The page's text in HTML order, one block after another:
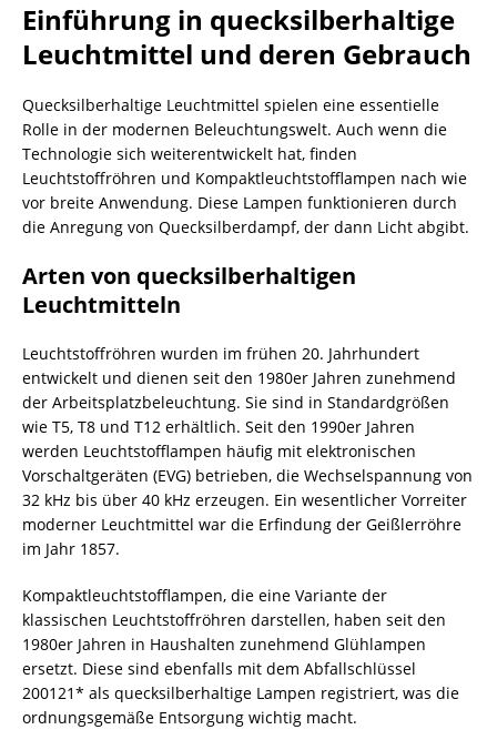
Einführung in quecksilberhaltige
Leuchtmittel und deren Gebrauch
Quecksilberhaltige Leuchtmittel spielen eine essentielle
Rolle in der modernen Beleuchtungswelt. Auch wenn die
Technologie sich weiterentwickelt hat, finden
Leuchtstoffröhren und Kompaktleuchtstofflampen nach wie
vor breite Anwendung. Diese Lampen funktionieren durch
die Anregung von Quecksilberdampf, der dann Licht abgibt.
Arten von quecksilberhaltigen
Leuchtmitteln
Leuchtstoffröhren wurden im frühen 20. Jahrhundert
entwickelt und dienen seit den 1980er Jahren zunehmend
der Arbeitsplatzbeleuchtung. Sie sind in Standardgrößen
wie T5, T8 und T12 erhältlich. Seit den 1990er Jahren
werden Leuchtstofflampen häufig mit elektronischen
Vorschaltgeräten (EVG) betrieben, die Wechselspannung von
32 kHz bis über 40 kHz erzeugen. Ein wesentlicher Vorreiter
moderner Leuchtmittel war die Erfindung der Geißlerröhre
im Jahr 1857.
Kompaktleuchtstofflampen, die eine Variante der
klassischen Leuchtstoffröhren darstellen, haben seit den
1980er Jahren in Haushalten zunehmend Glühlampen
ersetzt. Diese sind ebenfalls mit dem Abfallschlüssel
200121* als quecksilberhaltige Lampen registriert, was die
ordnungsgemäße Entsorgung wichtig macht.